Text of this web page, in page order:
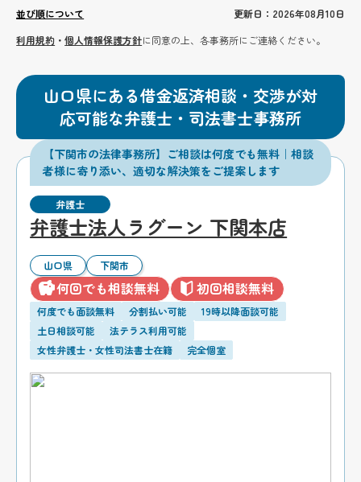
並び順について
更新日：2026年08月10日
利用規約 ・個人情報保護方針に同意の上、各事務所にご連絡ください。
山口県にある借金返済相談・交渉が対
応可能な弁護士・司法書士事務所
【下関市の法律事務所】ご相談は何度でも無料｜相談
者様に寄り添い、適切な解決策をご提案します
弁護士
弁護士法人ラグーン 下関本店
山口県 下関市
何回でも相談無料 初回相談無料
何度でも面談無料 分割払い可能
19時以降面談可能
土日相談可能
法テラス利用可能
女性弁護士・女性司法書士在籍
完全個室